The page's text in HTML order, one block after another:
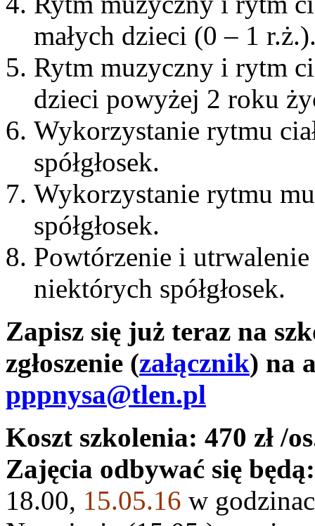
małych dzieci (0 – 1
Rytm muzyczny i rytm
dzieci powyżej 2 roku
Wykorzystanie rytmu
spółgłosek.
Wykorzystanie rytmu
spółgłosek.
Powtórzenie i
niektórych spółgłosek.
Zapisz się już teraz na
zgłoszenie (załącznik) na
pppnysa@tlen.pl
Koszt szkolenia: 470 zł /
Zajęcia odbywać się będą:
18.00, 15.05.16 w